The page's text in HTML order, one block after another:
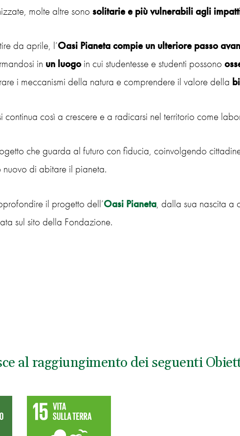
molte altre sono solitarie e più vulnerabili agli
da aprile, l’Oasi Pianeta compie un ulteriore passo
in un luogoin cui studentesse e studenti possono
i meccanismi della natura e comprendere il valore della
continua così a crescere e a radicarsi nel territorio come
che guarda al futuro con fiducia, coinvolgendo
nuovo di abitare il pianeta.
il progetto dell’Oasi Pianeta, dalla sua nascita a
sul sito della Fondazione.
al raggiungimento dei seguenti